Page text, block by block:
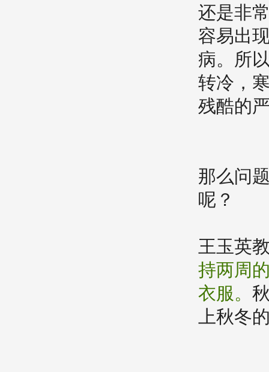
还是非
容易出
病。所
转冷，
残酷的
那么问
呢？
王玉英
持两周
衣服。
上秋冬